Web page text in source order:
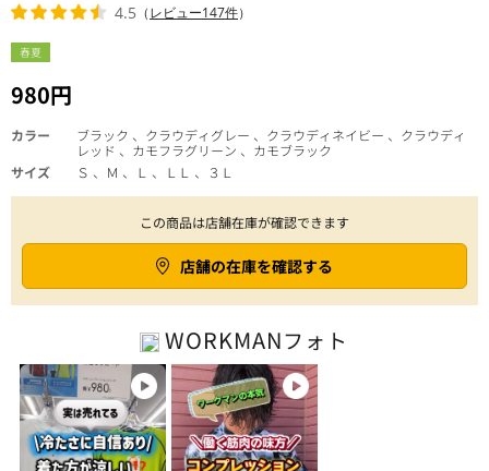
春夏
980円
4.5 （レビュー147件）
カラー
ブラック 、クラウディグレー 、クラウディネイビー 、クラウディ
レッド 、カモフラグリーン 、カモブラック
サイズ
Ｓ 、Ｍ 、Ｌ 、ＬＬ 、３Ｌ
この商品は店舗在庫が確認できます
店舗の在庫を確認する
WORKMANフォト